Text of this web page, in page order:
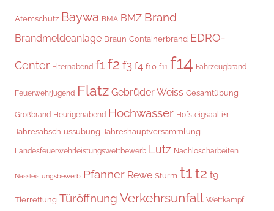
Atemschutz Baywa BMA BMZ Brand
Brandmeldeanlage Braun Containerbrand EDRO-
Center Elternabend f1f2 f3 f4 f10 f11 f14 Fahrzeugbrand
Feuerwehrjugend Flatz Gebrüder Weiss Gesamtübung
Großbrand Heurigenabend Hochwasser Hofsteigsaal i+r
Jahresabschlussübung Jahreshauptversammlung
Landesfeuerwehrleistungswettbewerb Lutz Nachlöscharbeiten
Nassleistungsbewerb Pfanner Rewe Sturm t1t2 t9
Tierrettung Türöffnung Verkehrsunfall Wettkampf